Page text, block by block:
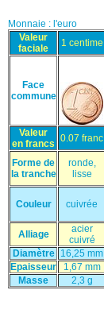
Monnaie : l'euro
Valeur
faciale
1 centime
Face
commune
Valeur
en francs 0.07 franc
Forme de
la tranche
ronde,
lisse
Couleur cuivrée
Alliage
acier
cuivré
Diamètre
16,25 mm
Epaisseur
1,67 mm
Masse
2,3 g